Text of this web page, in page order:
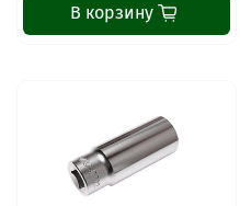
В корзину